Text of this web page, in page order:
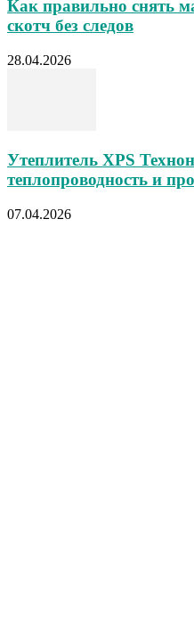
Как правильно снять
скотч без следов
28.04.2026
Утеплитель XPS
теплопроводность и
07.04.2026